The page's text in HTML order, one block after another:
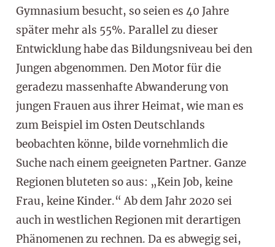
Gymnasium besucht, so seien es 40 Jahre
später mehr als 55%. Parallel zu dieser
Entwicklung habe das Bildungsniveau bei den
Jungen abgenommen. Den Motor für die
geradezu massenhafte Abwanderung von
jungen Frauen aus ihrer Heimat, wie man es
zum Beispiel im Osten Deutschlands
beobachten könne, bilde vornehmlich die
Suche nach einem geeigneten Partner. Ganze
Regionen bluteten so aus: „Kein Job, keine
Frau, keine Kinder.“ Ab dem Jahr 2020 sei
auch in westlichen Regionen mit derartigen
Phänomenen zu rechnen. Da es abwegig sei,